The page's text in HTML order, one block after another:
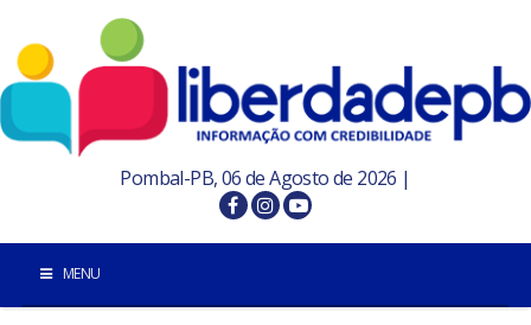
Pombal-PB, 06 de Agosto de 2026 |
MENU